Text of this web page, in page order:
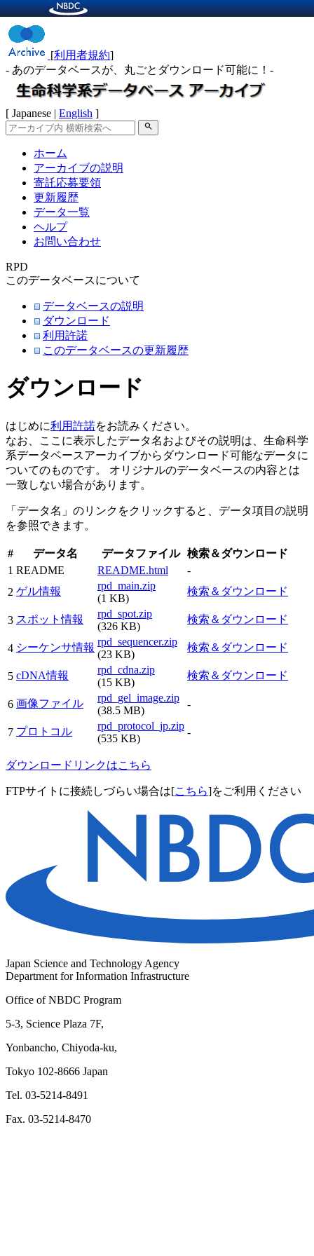
[利用者規約]
- あのデータベースが、丸ごとダウンロード可能に！-
[ Japanese | English ]
search
ホーム
アーカイブの説明
寄託応募要領
更新履歴
データ一覧
ヘルプ
お問い合わせ
RPD
このデータベースについて
データベースの説明
ダウンロード
利用許諾
このデータベースの更新履歴
ダウンロード
はじめに利用許諾をお読みください。
なお、ここに表示したデータ名およびその説明は、生命科学
系データベースアーカイブからダウンロード可能なデータに
ついてのものです。 オリジナルのデータベースの内容とは
一致しない場合があります。
「データ名」のリンクをクリックすると、データ項目の説明
を参照できます。
# データ名 データファイル 検索＆ダウンロード
1 README README.html
-
2 ゲル情報
rpd_main.zip
(1 KB)
検索＆ダウンロード
3 スポット情報
rpd_spot.zip
(326 KB)
検索＆ダウンロード
4 シーケンサ情報 rpd_sequencer.zip
(23 KB)
検索＆ダウンロード
5 cDNA情報
rpd_cdna.zip
(15 KB)
検索＆ダウンロード
6 画像ファイル
rpd_gel_image.zip
(38.5 MB)
-
7 プロトコル
rpd_protocol_jp.zip
(535 KB)
-
ダウンロードリンクはこちら
FTPサイトに接続しづらい場合は[こちら]をご利用ください
Japan Science and Technology Agency
Department for Information Infrastructure
Office of NBDC Program
5-3, Science Plaza 7F,
Yonbancho, Chiyoda-ku,
Tokyo 102-8666 Japan
Tel. 03-5214-8491
Fax. 03-5214-8470